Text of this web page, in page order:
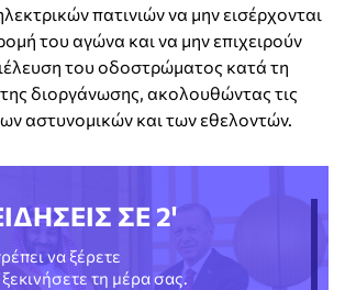
πατινιών να μην εισέρχονται
του αγώνα και να μην επιχειρούν
του οδοστρώματος κατά τη
διοργάνωσης, ακολουθώντας τις
αστυνομικών και των εθελοντών.
ΣΕ 2'
να ξέρετε
ξεκινήσετε τη μέρα σας.